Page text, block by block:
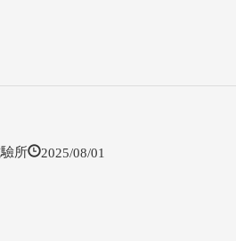
所 2025/08/01